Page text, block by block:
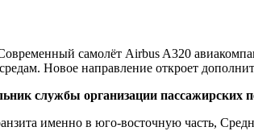
самолёт Airbus A320
Новое направление откроет
службы организации пассажирских
именно в юго-восточную часть,